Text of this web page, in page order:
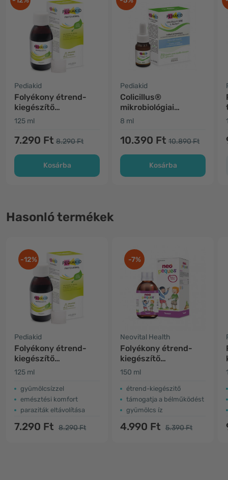
Pediakid
Folyékony étrend-
kiegészítő
gyermekeknek -
125 ml
7.290 Ft 8.290 Ft
Kosárba
Pediakid
Colicillus®
mikrobiológiai
cseppek babáknak
8 ml
10.390 Ft 10.890 Ft
Kosárba
Hasonló termékek
-12%
Pediakid
Folyékony étrend-
kiegészítő
gyermekeknek -
125 ml
gyümölcsízzel
emésztési komfort
paraziták eltávolítása
7.290 Ft 8.290 Ft
-7%
Neovital Health
Folyékony étrend-
kiegészítő
gyerekeknek –
150 ml
étrend-kiegészitő
támogatja a bélműködést
gyümölcs íz
4.990 Ft 5.390 Ft